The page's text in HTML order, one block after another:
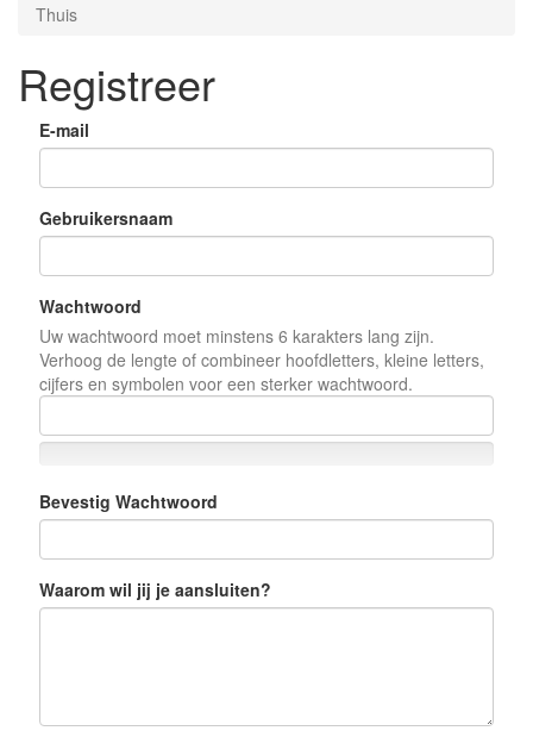
Thuis
Registreer
E-mail
Gebruikersnaam
Wachtwoord
Uw wachtwoord moet minstens 6 karakters lang zijn.
Verhoog de lengte of combineer hoofdletters, kleine letters,
cijfers en symbolen voor een sterker wachtwoord.
Bevestig Wachtwoord
Waarom wil jij je aansluiten?